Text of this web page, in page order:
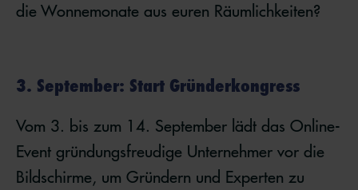
die Wonnemonate aus euren Räumlichkeiten?
3. September: Start Gründerkongress
Vom 3. bis zum 14. September lädt das Online-
Event gründungsfreudige Unternehmer vor die
Bildschirme, um Gründern und Experten zu